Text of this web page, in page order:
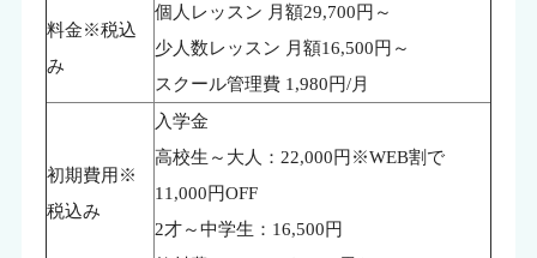
料金※税込
み
個人レッスン 月額29,700円～
少人数レッスン 月額16,500円～
スクール管理費 1,980円/月
初期費用※
税込み
入学金
高校生～大人：22,000円※WEB割で
11,000円OFF
2才～中学生：16,500円